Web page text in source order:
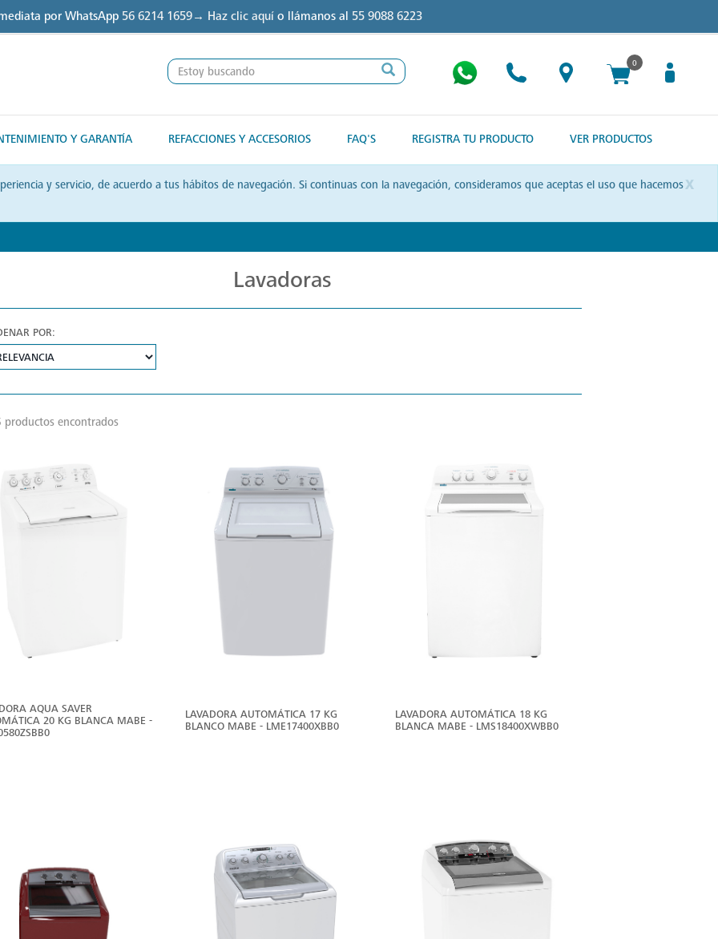
por WhatsApp 56 6214 1659→ Haz clic aquío llámanos al 55 9088 6223
0
Y GARANTÍA REFACCIONES Y ACCESORIOS FAQ'S REGISTRA TU PRODUCTO VER PRODUCTOS
x
y servicio, de acuerdo a tus hábitos de navegación. Si continuas con la navegación, consideramos que aceptas el uso que hacemos
Lavadoras
POR:
productos encontrados
AQUA SAVER
20 KG BLANCA MABE -
LAVADORA AUTOMÁTICA 17 KG
BLANCO MABE - LME17400XBB0
LAVADORA AUTOMÁTICA 18 KG
BLANCA MABE - LMS18400XWBB0